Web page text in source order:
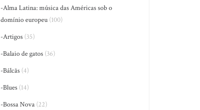
-Alma Latina: música das Américas sob o
domínio europeu (100)
-Artigos (35)
-Balaio de gatos (36)
-Bálcãs (4)
-Blues (14)
-Bossa Nova (22)